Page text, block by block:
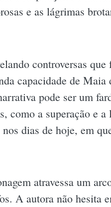
e as lágrimas
controversas que
capacidade de Maia
pode ser um
como a superação e a
dias de hoje, em
atravessa um
A autora não hesita